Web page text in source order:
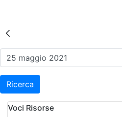
Risultati della
Ricerca
Voci Risorse